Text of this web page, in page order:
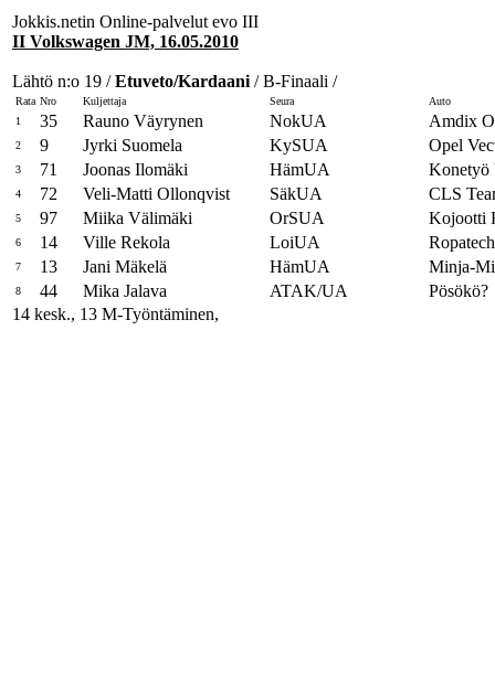
Jokkis.netin Online-palvelut evo III
II Volkswagen JM, 16.05.2010
Lähtö n:o 19 /Etuveto/Kardaani / B-Finaali /
Rata Nro Kuljettaja Seura
Auto
1
35 Rauno Väyrynen NokUA Amdix
2 9 Jyrki Suomela KySUA Opel
3 71 Joonas Ilomäki HämUA Konetyö
4 72 Veli-Matti Ollonqvist SäkUA CLS
5 97 Miika Välimäki OrSUA Kojootti
6 14 Ville Rekola LoiUA
7 13 Jani Mäkelä HämUA Minja-
8 44 Mika Jalava ATAK/UA
Pösökö?
14 kesk., 13 M-Työntäminen,